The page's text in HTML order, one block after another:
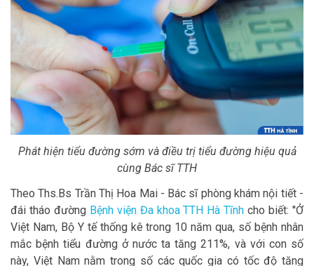
Phát hiện tiểu đường sớm và điều trị tiểu đường hiệu quả
cùng Bác sĩ TTH
Theo Ths.Bs Trần Thị Hoa Mai - Bác sĩ phòng khám nội tiết -
đái tháo đườngBệnh viện Đa khoa TTH Hà Tĩnh cho biết: ''Ở
Việt Nam, Bộ Y tế thống kê trong 10 năm qua, số bệnh nhân
mắc bệnh tiểu đường ở nước ta tăng 211%, và với con số
này, Việt Nam nằm trong số các quốc gia có tốc độ tăng